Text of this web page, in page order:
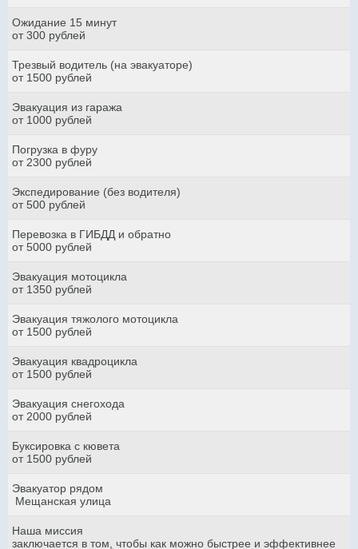
Ожидание 15 минут
от 300 рублей
Трезвый водитель (на эвакуаторе)
от 1500 рублей
Эвакуация из гаража
от 1000 рублей
Погрузка в фуру
от 2300 рублей
Экспедирование (без водителя)
от 500 рублей
Перевозка в ГИБДД и обратно
от 5000 рублей
Эвакуация мотоцикла
от 1350 рублей
Эвакуация тяжолого мотоцикла
от 1500 рублей
Эвакуация квадроцикла
от 1500 рублей
Эвакуация снегохода
от 2000 рублей
Буксировка с кювета
от 1500 рублей
Эвакуатор рядом
Мещанская улица
Наша миссия
заключается в том, чтобы как можно быстрее и эффективнее